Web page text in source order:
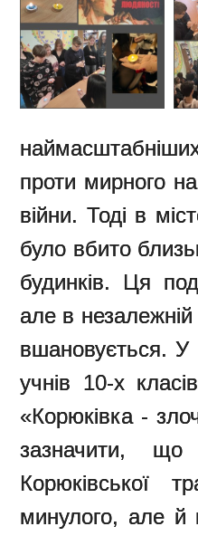
проти мирного
війни. Тоді в
було вбито
будинків. Ця
але в незалежній
вшановується. У
учнів 10-х
«Корюківка -
зазначити, що
Корюківської
минулого, але й